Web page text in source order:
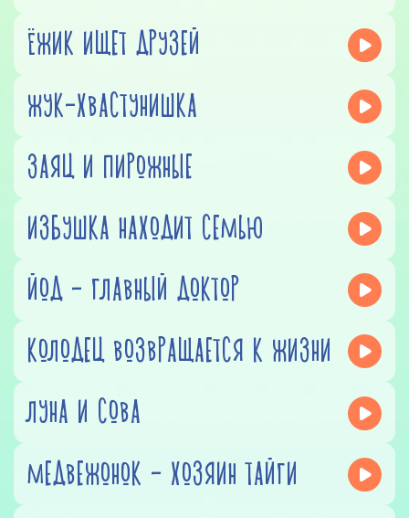
ЁЖИК ИЩЕТ ДРУЗЕЙ
ЖУК-ХВАСТУНИШКА
ЗАЯЦ И ПИРОЖНЫЕ
ИЗБУШКА НАХОДИТ СЕМЬЮ
ЙОД - ГЛАВНЫЙ ДОКТОР
КОЛОДЕЦ ВОЗВРАЩАЕТСЯ К ЖИЗНИ
ЛУНА И СОВА
МЕДВЕЖОНОК - ХОЗЯИН ТАЙГИ